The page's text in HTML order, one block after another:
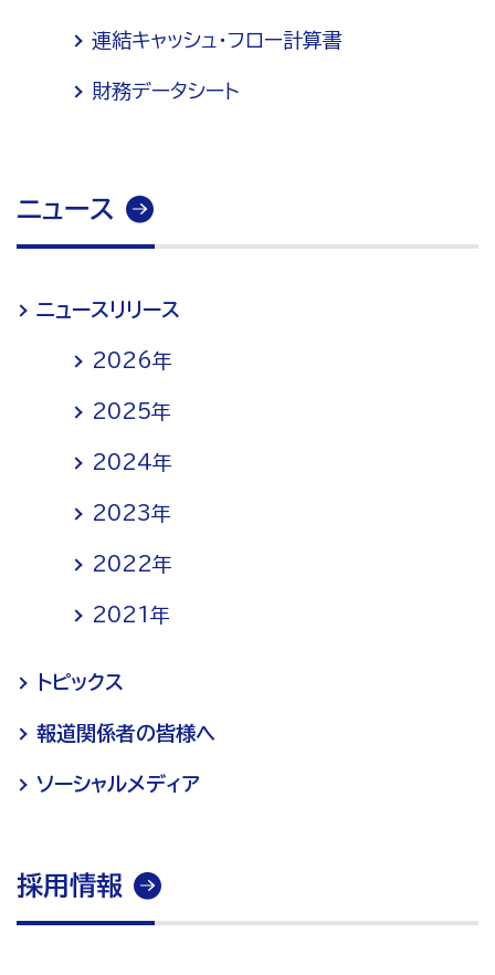
連結キャッシュ・フロー計算書
財務データシート
ニュース
ニュースリリース
2026年
2025年
2024年
2023年
2022年
2021年
トピックス
報道関係者の皆様へ
ソーシャルメディア
採用情報